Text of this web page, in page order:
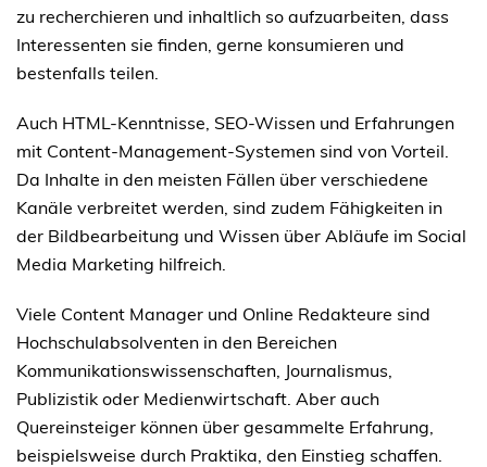
zu recherchieren und inhaltlich so aufzuarbeiten, dass
Interessenten sie finden, gerne konsumieren und
bestenfalls teilen.
Auch HTML-Kenntnisse, SEO-Wissen und Erfahrungen
mit Content-Management-Systemen sind von Vorteil.
Da Inhalte in den meisten Fällen über verschiedene
Kanäle verbreitet werden, sind zudem Fähigkeiten in
der Bildbearbeitung und Wissen über Abläufe im Social
Media Marketing hilfreich.
Viele Content Manager und Online Redakteure sind
Hochschulabsolventen in den Bereichen
Kommunikationswissenschaften, Journalismus,
Publizistik oder Medienwirtschaft. Aber auch
Quereinsteiger können über gesammelte Erfahrung,
beispielsweise durch Praktika, den Einstieg schaffen.